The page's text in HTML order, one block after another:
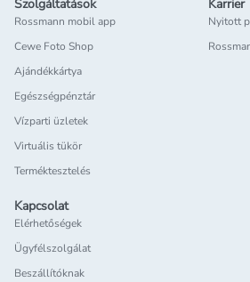
Szolgáltatások
Rossmann mobil app
Cewe Foto Shop
Ajándékkártya
Egészségpénztár
Vízparti üzletek
Virtuális tükör
Terméktesztelés
Karrier
Nyitott
Kapcsolat
Elérhetőségek
Ügyfélszolgálat
Beszállítóknak